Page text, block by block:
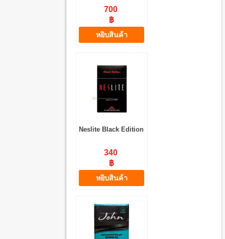
ฝาเขียว) 20 มวน
700
฿
หยิบสินค้า
Neslite Black Edition
340
฿
หยิบสินค้า